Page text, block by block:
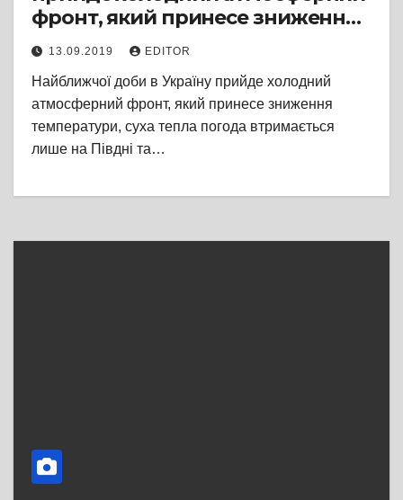
фронт, який принесе зниження
температури
13.09.2019 EDITOR
Найближчої доби в Україну прийде холодний
атмосферний фронт, який принесе зниження
температури, суха тепла погода втримається
лише на Півдні та…